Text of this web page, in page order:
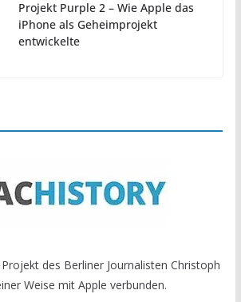
Projekt Purple 2 – Wie Apple das
iPhone als Geheimprojekt
entwickelte
des Berliner Journalisten Christoph
Weise mit Apple verbunden.